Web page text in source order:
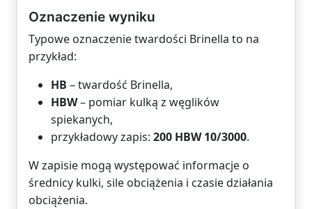
Oznaczenie wyniku
Typowe oznaczenie twardości Brinella to na
przykład:
HB – twardość Brinella,
HBW– pomiar kulką z węglików
spiekanych,
przykładowy zapis: 200 HBW 10/3000.
W zapisie mogą występować informacje o
średnicy kulki, sile obciążenia i czasie działania
obciążenia.